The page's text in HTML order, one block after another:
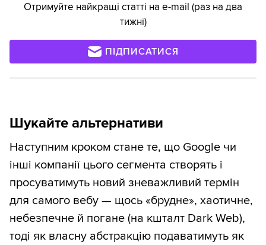
Отримуйте найкращі статті на e-mail (раз на два
тижні)
ПІДПИСАТИСЯ
Шукайте альтернативи
Наступним кроком стане те, що Google чи
інші компанії цього сегмента створять і
просуватимуть новий зневажливий термін
для самого вебу — щось «брудне», хаотичне,
небезпечне й погане (на кшталт Dark Web),
тоді як власну абстракцію подаватимуть як